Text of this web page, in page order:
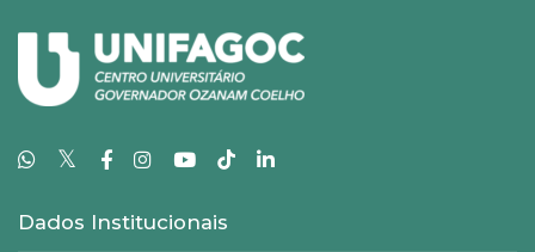
𝕏
Dados Institucionais